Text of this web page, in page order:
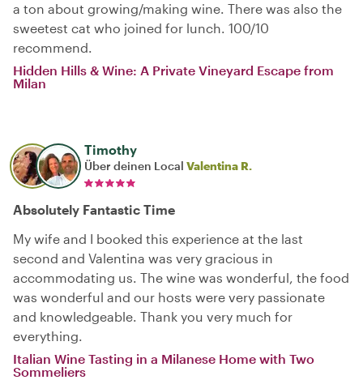
a ton about growing/making wine. There was also the
sweetest cat who joined for lunch. 100/10
recommend.
Hidden Hills & Wine: A Private Vineyard Escape from
Milan
Timothy
Über deinen Local Valentina R.
Absolutely Fantastic Time
My wife and I booked this experience at the last
second and Valentina was very gracious in
accommodating us. The wine was wonderful, the food
was wonderful and our hosts were very passionate
and knowledgeable. Thank you very much for
everything.
Italian Wine Tasting in a Milanese Home with Two
Sommeliers